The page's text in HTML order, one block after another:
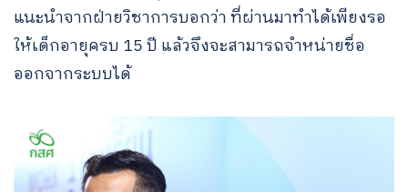
แนะนำจากฝ่ายวิชาการบอกว่า ที่ผ่านมาทำได้เพียงรอ
ให้เด็กอายุครบ 15 ปี แล้วจึงจะสามารถจำหน่ายชื่อ
ออกจากระบบได้